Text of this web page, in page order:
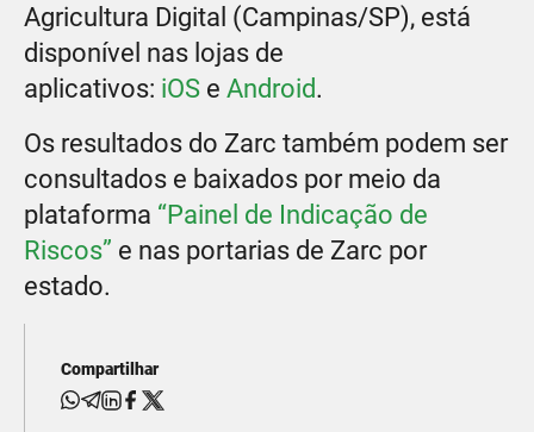
Agricultura Digital (Campinas/SP), está
disponível nas lojas de
aplicativos: iOS e Android.
Os resultados do Zarc também podem ser
consultados e baixados por meio da
plataforma “Painel de Indicação de
Riscos” e nas portarias de Zarc por
estado.
Compartilhar